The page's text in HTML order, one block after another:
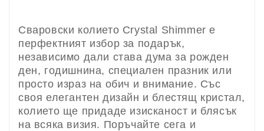
Сваровски колието Crystal Shimmer е
перфектният избор за подарък,
независимо дали става дума за рожден
ден, годишнина, специален празник или
просто израз на обич и внимание. Със
своя елегантен дизайн и блестящ кристал,
колието ще придаде изисканост и блясък
на всяка визия. Поръчайте сега и